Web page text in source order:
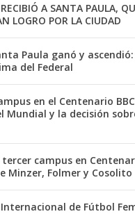
A SANTA PAULA,
LOGRO POR LA CIUDAD
Paula ganó y
del Federal
en el Centenario
Mundial y la decisión
tercer campus en
Minzer, Folmer y Cosolito
de Fútbol